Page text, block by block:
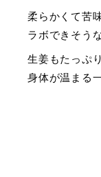
柔らかくて苦
ラボできそう
生姜もたっぷ
身体が温まる